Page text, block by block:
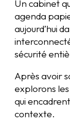
Un cabinet
agenda
aujourd’hui
sécurité
Après avoir
explorons
qui
contexte.